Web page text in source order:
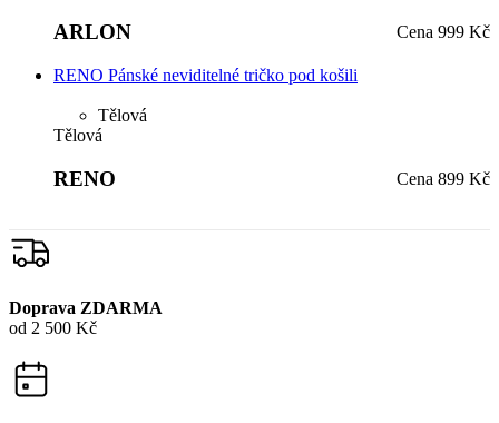
ARLON Cena 999 Kč
RENO Pánské neviditelné tričko pod košili
Tělová
Tělová
RENO Cena 899 Kč
Doprava ZDARMA
od 2 500 Kč